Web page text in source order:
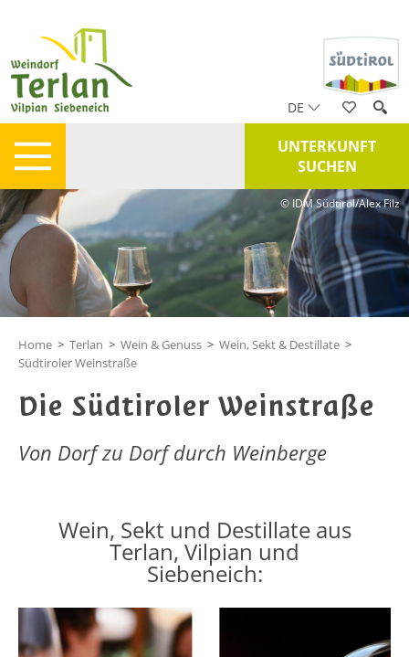
DE
UNTERKUNFT
SUCHEN
© IDM Südtirol/Alex Filz
Home > Terlan > Wein & Genuss > Wein, Sekt & Destillate >
Südtiroler Weinstraße
Die Südtiroler Weinstraße
Von Dorf zu Dorf durch Weinberge
Wein, Sekt und Destillate aus
Terlan, Vilpian und
Siebeneich: